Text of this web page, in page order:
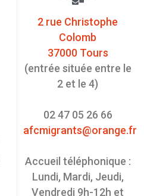
2 rue Christophe
Colomb
37000 Tours
(entrée située entre le
2 et le 4)
02 47 05 26 66
afcmigrants@orange.fr
Accueil téléphonique :
Lundi, Mardi, Jeudi,
Vendredi 9h-12h et